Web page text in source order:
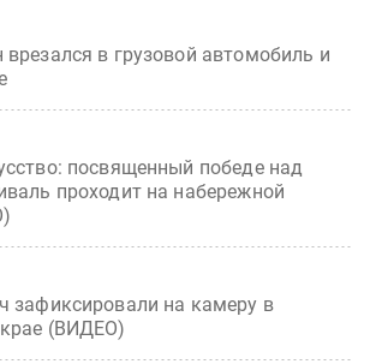
в грузовой автомобиль и
посвященный победе над
проходит на набережной
зафиксировали на камеру в
(ВИДЕО)